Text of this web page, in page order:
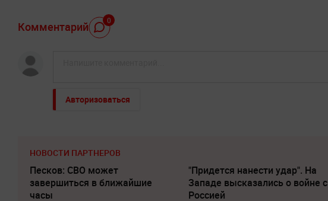
Комментарий 0
Авторизоваться
НОВОСТИ ПАРТНЕРОВ
Песков: СВО может
завершиться в ближайшие
часы
"Придется нанести удар". На
Западе высказались о войне с
Россией